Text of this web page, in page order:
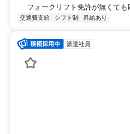
フォークリフト免許が無くて
交通費支給 シフト制 昇給あり
派遣社員